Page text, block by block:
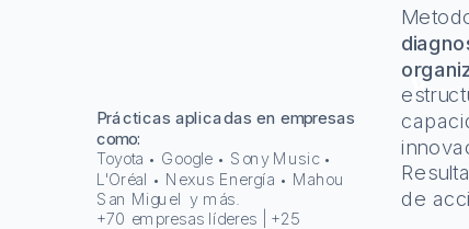
de
Cómo lo hacemos
y...
Prácticas aplicadas en empresas
como:
Toyota • Google • Sony Music •
L'Oréal • Nexus Energía • Mahou
San Miguel  y más.
+70 empresas líderes | +25